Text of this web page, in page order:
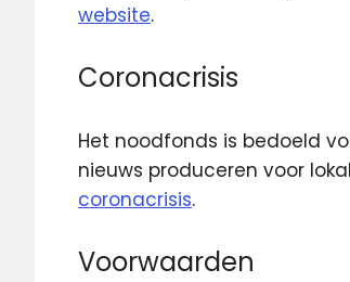
website.
Coronacrisis
Het noodfonds is bedoeld
nieuws produceren voor
coronacrisis.
Voorwaarden